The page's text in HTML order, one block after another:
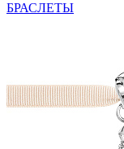
БРАСЛЕТЫ